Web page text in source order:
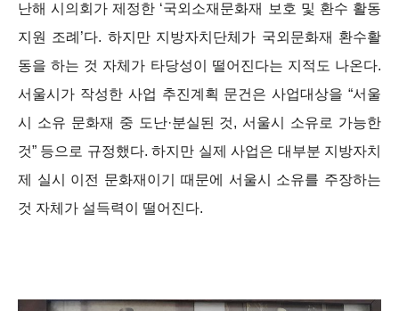
난해 시의회가 제정한 ‘국외소재문화재 보호 및 환수 활동
지원 조례’다. 하지만 지방자치단체가 국외문화재 환수활
동을 하는 것 자체가 타당성이 떨어진다는 지적도 나온다.
서울시가 작성한 사업 추진계획 문건은 사업대상을 “서울
시 소유 문화재 중 도난·분실된 것, 서울시 소유로 가능한
것” 등으로 규정했다. 하지만 실제 사업은 대부분 지방자치
제 실시 이전 문화재이기 때문에 서울시 소유를 주장하는
것 자체가 설득력이 떨어진다.